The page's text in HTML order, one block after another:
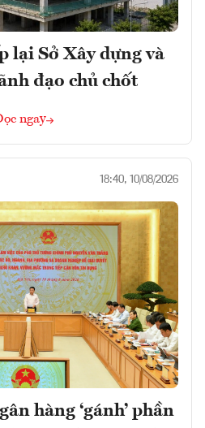
lại Sở Xây dựng và
đạo chủ chốt
ngay
18:40, 10/08/2026
hàng ‘gánh’ phần